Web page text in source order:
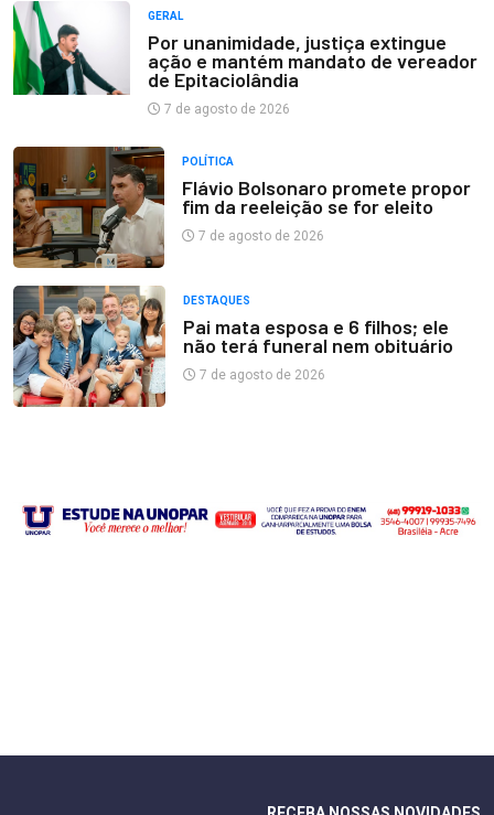
GERAL
Por unanimidade, justiça extingue
ação e mantém mandato de vereador
de Epitaciolândia
7 de agosto de 2026
POLÍTICA
Flávio Bolsonaro promete propor
fim da reeleição se for eleito
7 de agosto de 2026
DESTAQUES
Pai mata esposa e 6 filhos; ele
não terá funeral nem obituário
7 de agosto de 2026